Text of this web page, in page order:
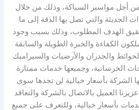
أجل مواسير السباكة، وذلك من خلال
الحديثة والتي تصل بها الدقة إلى ما
100% من تحقيق الهدف المطلوب، وذلك بسبب وجود
الكفاءة والخبرة الطويلة والسابقة
والجدران والأرضيات والسيراميك
الخرسانية، وجميعها خدمات ممتازة
الشركة بأسعار خيالية لن تجدها سوى
العميل بالاتصال بالشركة والتعاقد
بأسعار خيالية، وللتعرف على جميع